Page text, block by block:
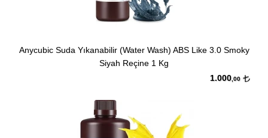
Anycubic Suda Yıkanabilir (Water Wash) ABS Like 3.0 Smoky
Siyah Reçine 1 Kg
1.000 ,00